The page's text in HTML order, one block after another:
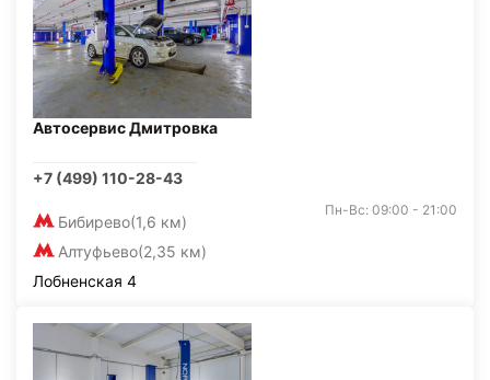
Автосервис Дмитровка
+7 (499) 110-28-43
Бибирево(1,6 км)
Алтуфьево(2,35 км)
Пн-Вс: 09:00 - 21:00
Лобненская 4